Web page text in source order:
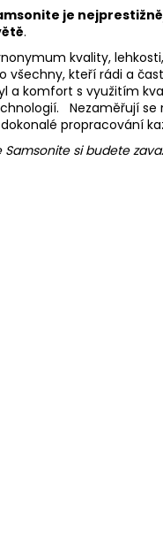
je
.
kvality,
všechny, kteří rádi a
a komfort s využitím
Nezaměřují se
propracování
Samsonite si budete